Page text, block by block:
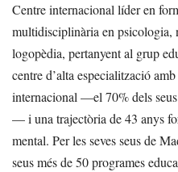
Centre internacional líder en
multidisciplinària en psicologia,
logopèdia, pertanyent al grup
centre d’alta especialització
internacional —el 70% dels
— i una trajectòria de 43 anys
mental. Per les seves seus de
seus més de 50 programes